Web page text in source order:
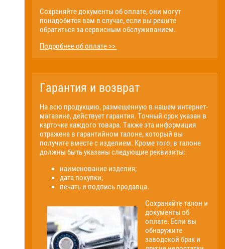
Сохраняйте документы об оплате, они могут
понадобится вам в случае, если вы решите
обратиться за сервисным обслуживанием.
Подробнее об оплате >>
Гарантия и возврат
На всю продукцию, размещенную в нашем интернет-
магазине, действует гарантия. Точный срок указан в
карточке каждого товара. Также эта информация
отражена в гарантийном талоне, который вы
получите вместе с изделием. Кроме того, в талоне
должны быть указаны следующие реквизиты:
наименование изделия;
дата покупки;
печать и подпись продавца.
Сохраняйте талон и
документы об
оплате. Если вы
обнаружите
заводской брак и